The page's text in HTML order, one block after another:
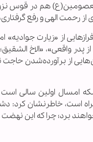
معصومین(ع) هم در قوس
رحمت الهی و رفع
از «زیارت
پدر واقعی»، «الاخ
از برآورده‌شدن
امسال اولین سالی
است، خاطرنشان کرد:
خواهند برد؛ چرا که این